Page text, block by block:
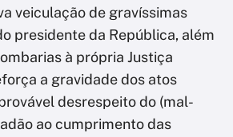
veiculação de gravíssimas
presidente da República, além
à própria Justiça
a gravidade dos atos
desrespeito do (mal-
ao cumprimento das